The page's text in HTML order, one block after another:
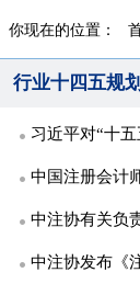
你现在的位置：
行业十四五规划
习近平对“十
中国注册会计
中注协有关负
中注协发布《